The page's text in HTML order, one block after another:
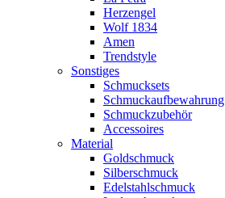
Herzengel
Wolf 1834
Amen
Trendstyle
Sonstiges
Schmucksets
Schmuckaufbewahrung
Schmuckzubehör
Accessoires
Material
Goldschmuck
Silberschmuck
Edelstahlschmuck